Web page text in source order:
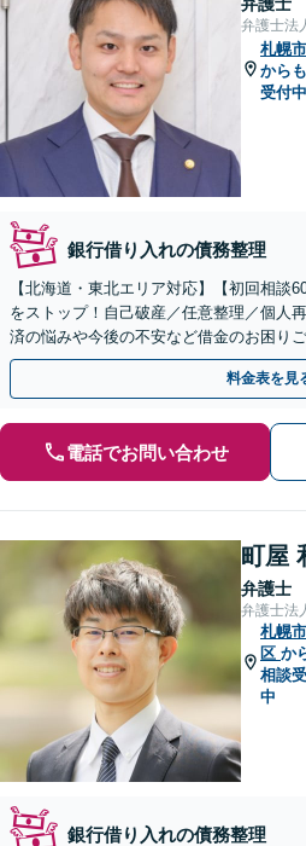
弁護士法
札幌
から
受付中
銀行借り入れの債務整理
【北海道・東北エリア対応】【初回相談
をストップ！自己破産／任意整理／個人
済の悩みや今後の不安など借金のお困り
い。依頼者さまにとって最善の解決をご
料金表を見
電話でお問い合わせ
町屋
弁護士
弁護士法
札幌
区 か
相談
中
銀行借り入れの債務整理